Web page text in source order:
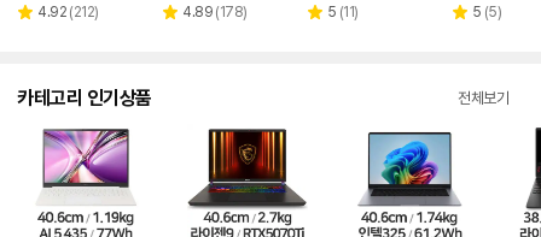
페이
별 4.92 리
(212)
페이
별 4.89 리
(178)
별 5 리
(11)
별 5 리
(5)
카테고리 인기상품 전체보기